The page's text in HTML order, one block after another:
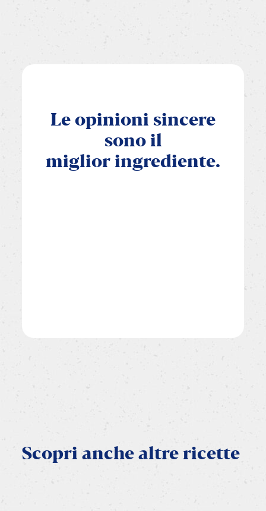
Le opinioni sincere
sono il
miglior ingrediente.
Scopri anche altre ricette